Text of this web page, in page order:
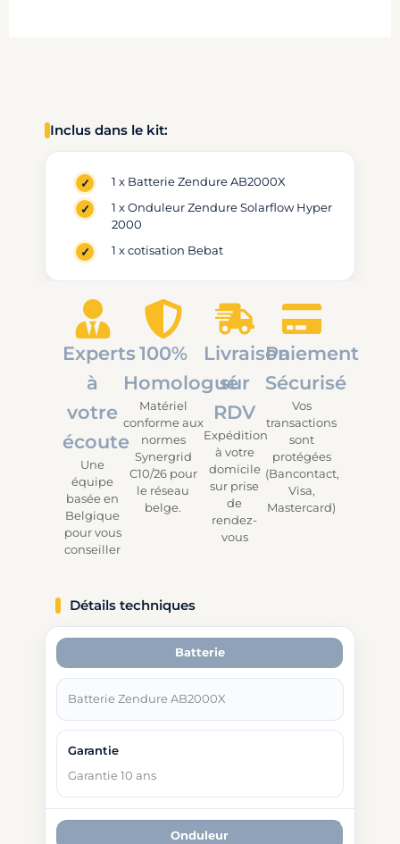
Inclus dans le kit:
1 x Batterie Zendure AB2000X
1 x Onduleur Zendure Solarflow Hyper
2000
1 x cotisation Bebat
Experts
à
votre
écoute
Une
équipe
basée en
Belgique
pour vous
conseiller
100%
Homologué
Matériel
conforme aux
normes
Synergrid
C10/26 pour
le réseau
belge.
Livraison
sur
RDV
Expédition
à votre
domicile
sur prise
de
rendez-
vous
Paiement
Sécurisé
Vos
transactions
sont
protégées
(Bancontact,
Visa,
Mastercard)
Détails techniques
Batterie
Batterie Zendure AB2000X
Garantie 10 ans
Onduleur